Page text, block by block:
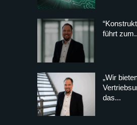
führt
„Wir
das...